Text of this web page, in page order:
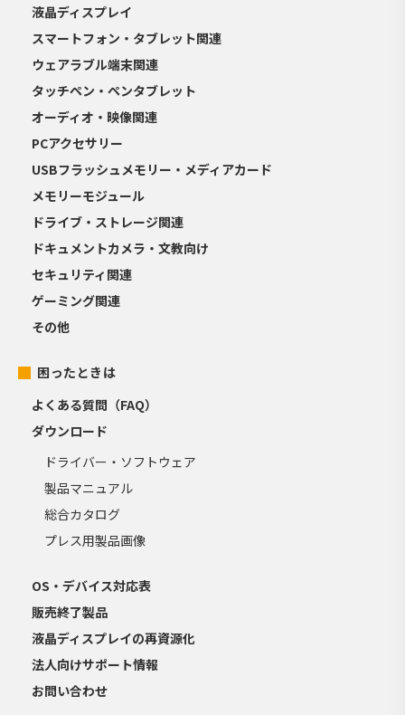
液晶ディスプレイ
スマートフォン・タブレット関連
ウェアラブル端末関連
タッチペン・ペンタブレット
オーディオ・映像関連
PCアクセサリー
USBフラッシュメモリー・メディアカード
メモリーモジュール
ドライブ・ストレージ関連
ドキュメントカメラ・文教向け
セキュリティ関連
ゲーミング関連
その他
困ったときは
よくある質問（FAQ）
ダウンロード
ドライバー・ソフトウェア
製品マニュアル
総合カタログ
プレス用製品画像
OS・デバイス対応表
販売終了製品
液晶ディスプレイの再資源化
法人向けサポート情報
お問い合わせ